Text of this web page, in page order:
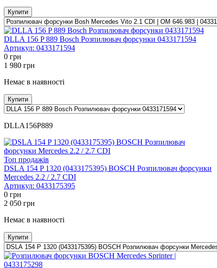
Купити
DLLA 156 P 889 Bosch Розпилювач форсунки 0433171594
Артикул: 0433171594
0 грн
1 980 грн
Немає в наявності
Купити
DLLA156P889
Топ продажів
DSLA 154 P 1320 (0433175395) BOSCH Розпилювач форсунки
Mercedes 2.2 / 2.7 CDI
Артикул: 0433175395
0 грн
2 050 грн
Немає в наявності
Купити